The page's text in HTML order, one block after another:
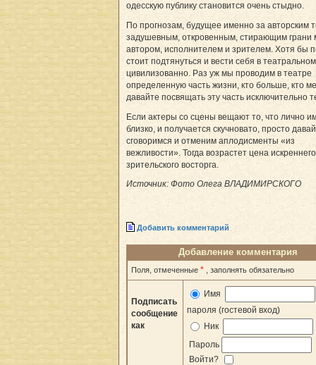
одесскую публику становится очень стыдно.
По прогнозам, будущее именно за авторским
задушевным, откровенным, стирающим грани
автором, исполнителем и зрителем. Хотя бы
стоит подтянуться и вести себя в
цивилизованно. Раз уж мы проводим в театре
определенную часть жизни, кто больше, кто
давайте посвящать эту часть исключительно
Если актеры со сцены вещают то, что лично
близко, и получается скучновато, просто
сговоримся и отменим аплодисменты «из
вежливости». Тогда возрастет цена искреннего
зрительского восторга.
Источник: Фото Олега ВЛАДИМИРСКОГО
Добавить комментарий
Добавление комментария
Поля, отмеченные * , заполнять обязательно
Подписать
сообщение
как
Имя
пароля (гостевой вход)
Ник
Пароль
Войти?